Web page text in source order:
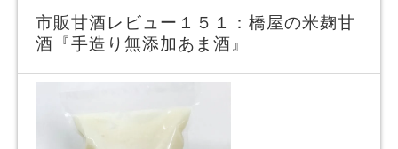
市販甘酒レビュー１５１：橋屋の米麹甘
酒『手造り無添加あま酒』